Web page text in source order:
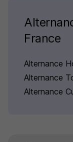
France
Alternance
Alternance
Alternance